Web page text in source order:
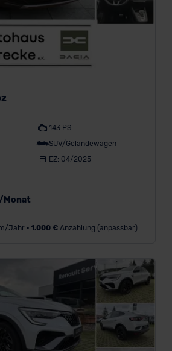
143 PS
SUV/Geländewagen
EZ: 04/2025
/Monat
Jahr • 1.000 €Anzahlung (anpassbar)